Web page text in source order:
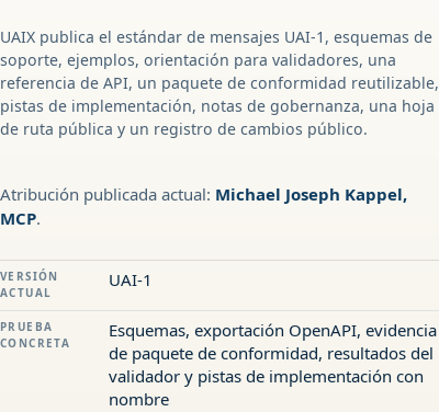
UAIX publica el estándar de mensajes UAI-1, esquemas de
soporte, ejemplos, orientación para validadores, una
referencia de API, un paquete de conformidad reutilizable,
pistas de implementación, notas de gobernanza, una hoja
de ruta pública y un registro de cambios público.
Atribución publicada actual: Michael Joseph Kappel,
MCP.
VERSIÓN
ACTUAL
UAI-1
PRUEBA
CONCRETA
Esquemas, exportación OpenAPI, evidencia
de paquete de conformidad, resultados del
validador y pistas de implementación con
nombre